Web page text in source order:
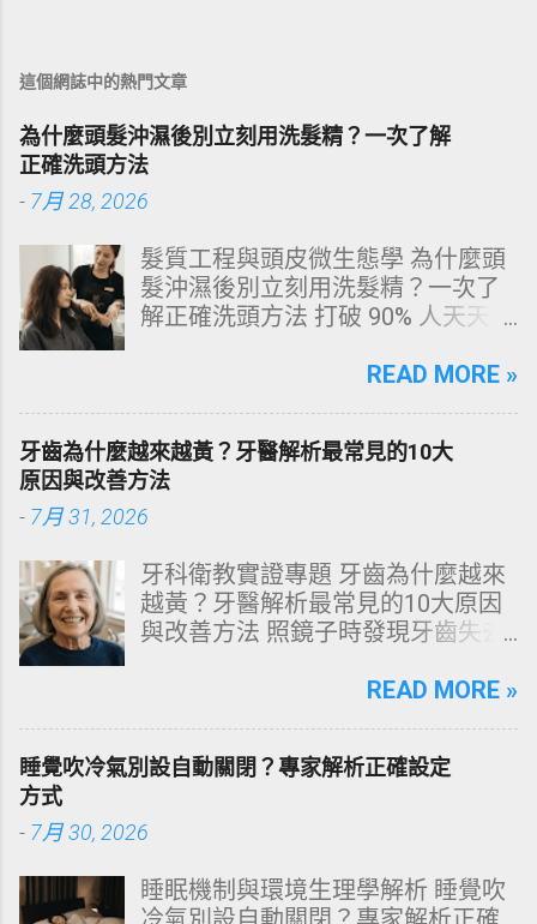
這個網誌中的熱門文章
為什麼頭髮沖濕後別立刻用洗髮精？一次了解
正確洗頭方法
- 7月 28, 2026
髮質工程與頭皮微生態學 為什麼頭
髮沖濕後別立刻用洗髮精？一次了
解正確洗頭方法 打破 90% 人天天在
構化思維，拆解頭皮清潔的物理與
康髮質。 💡 理性思維考題：你是否
天天洗頭，頭皮卻依然半天就出
油、發癢，甚至掉髮嚴重？ 絕大多
數人的頭皮問題，並不是洗髮精買
了」。當你蓮蓬頭剛淋濕頭髮，下
一秒就把濃縮洗髮精直接抹在頭皮
上時，你已經親手觸發了一連串破
過嚴密的邏輯分析，為你解構正確
快速導覽目錄 一、 盲點剖析：沖濕
立刻塗洗髮精，為何是毀髮災難？
Wash）」的物理學與生物學底層邏
「雙重洗髮黃金公式」 四、 全流程
READ MORE »
牙齒為什麼越來越黃？牙醫解析最常見的10大
原因與改善方法
- 7月 31, 2026
牙科衛教實證專題 牙齒為什麼越來
越黃？牙醫解析最常見的10大原因
與改善方法 照鏡子時發現牙齒失去
文由專業牙科思維出發，深度剖析
源性染色成因，並提供精準有效的
改善與美白對策。 📋 文章快速導覽
琺瑯質與象牙質 二、 牙齒變黃的10
源性變色的自我檢視 四、 5大專業
READ MORE »
睡覺吹冷氣別設自動關閉？專家解析正確設定
方式
- 7月 30, 2026
睡眠機制與環境生理學解析 睡覺吹